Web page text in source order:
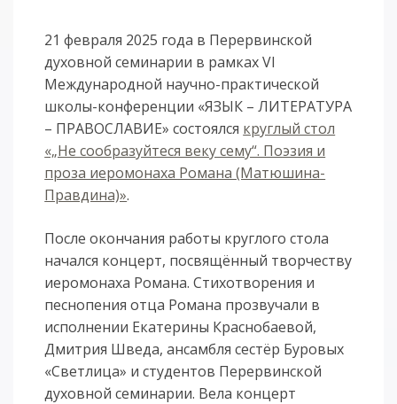
21 февраля 2025 года в Перервинской
духовной семинарии в рамках VI
Международной научно-практической
школы-конференции «ЯЗЫК – ЛИТЕРАТУРА
– ПРАВОСЛАВИЕ» состоялся круглый стол
«„Не сообразуйтеся веку сему“. Поэзия и
проза иеромонаха Романа (Матюшина-
Правдина)».
После окончания работы круглого стола
начался концерт, посвящённый творчеству
иеромонаха Романа. Стихотворения и
песнопения отца Романа прозвучали в
исполнении Екатерины Краснобаевой,
Дмитрия Шведа, ансамбля сестёр Буровых
«Светлица» и студентов Перервинской
духовной семинарии. Вела концерт